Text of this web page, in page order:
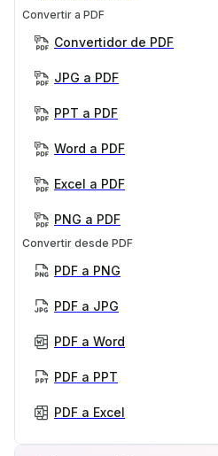
Convertir a PDF
Convertidor de PDF
JPG a PDF
PPT a PDF
Word a PDF
Excel a PDF
PNG a PDF
Convertir desde PDF
PDF a PNG
PDF a JPG
PDF a Word
PDF a PPT
PDF a Excel